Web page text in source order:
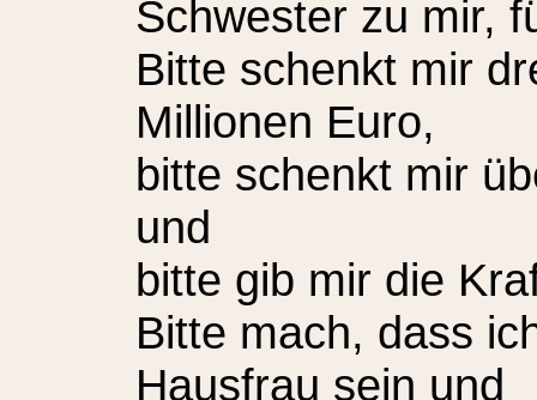
Schwester zu mir,
Bitte schenkt mir
Millionen Euro,
bitte schenkt mir
und
bitte gib mir die
Bitte mach, dass
Hausfrau sein und